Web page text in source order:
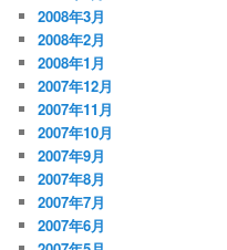
2008年3月
2008年2月
2008年1月
2007年12月
2007年11月
2007年10月
2007年9月
2007年8月
2007年7月
2007年6月